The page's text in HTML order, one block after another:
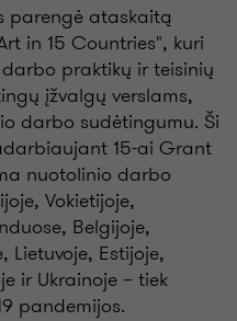
parengė ataskaitą
in 15 Countries", kuri
praktikų ir teisinių
įžvalgų verslams,
darbo sudėtingumu. Ši
15-ai Grant
nuotolinio darbo
Vokietijoje,
Belgijoje,
Lietuvoje, Estijoje,
ir Ukrainoje – tiek
pandemijos.